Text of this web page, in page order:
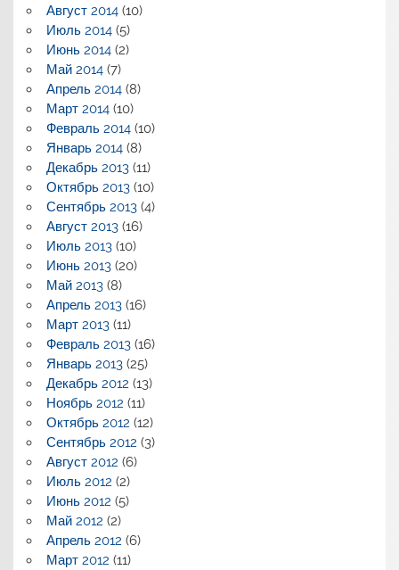
Август 2014(10)
Июль 2014(5)
Июнь 2014(2)
Май 2014(7)
Апрель 2014(8)
Март 2014(10)
Февраль 2014(10)
Январь 2014(8)
Декабрь 2013(11)
Октябрь 2013(10)
Сентябрь 2013(4)
Август 2013(16)
Июль 2013(10)
Июнь 2013(20)
Май 2013(8)
Апрель 2013(16)
Март 2013(11)
Февраль 2013(16)
Январь 2013(25)
Декабрь 2012 (13)
Ноябрь 2012 (11)
Октябрь 2012 (12)
Сентябрь 2012 (3)
Август 2012 (6)
Июль 2012 (2)
Июнь 2012 (5)
Май 2012 (2)
Апрель 2012 (6)
Март 2012 (11)